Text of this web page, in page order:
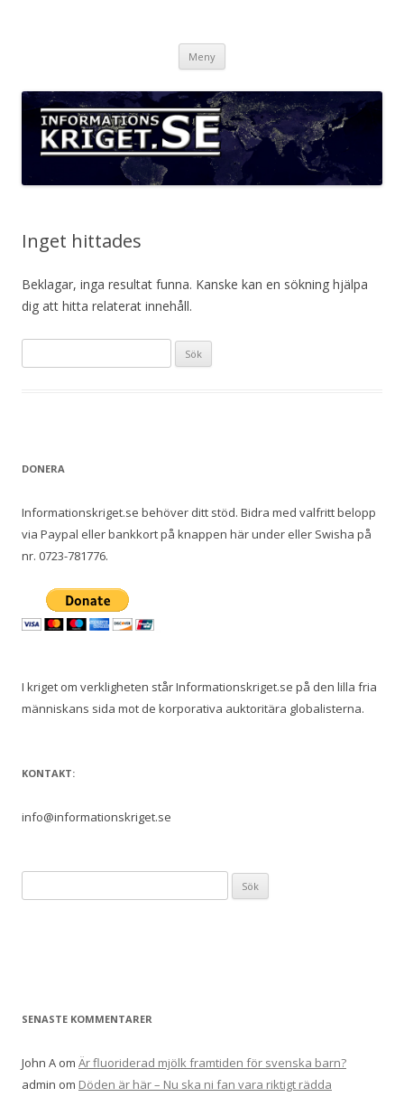
Meny
Inget hittades
Beklagar, inga resultat funna. Kanske kan en sökning hjälpa
dig att hitta relaterat innehåll.
efter:
DONERA
Informationskriget.se behöver ditt stöd. Bidra med valfritt belopp
via Paypal eller bankkort på knappen här under eller Swisha på
nr. 0723-781776.
I kriget om verkligheten står Informationskriget.se på den lilla fria
människans sida mot de korporativa auktoritära globalisterna.
KONTAKT:
info@informationskriget.se
efter:
SENASTE KOMMENTARER
John A om Är fluoriderad mjölk framtiden för svenska barn?
admin om Döden är här – Nu ska ni fan vara riktigt rädda